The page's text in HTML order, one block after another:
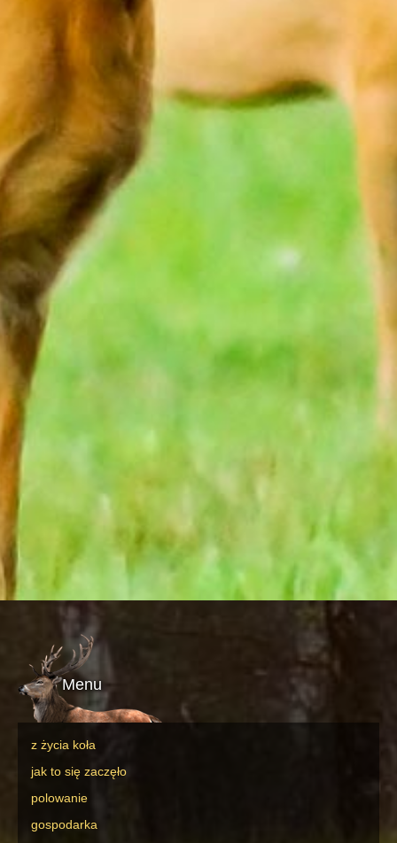
Menu
z życia koła
jak to się zaczęło
polowanie
gospodarka